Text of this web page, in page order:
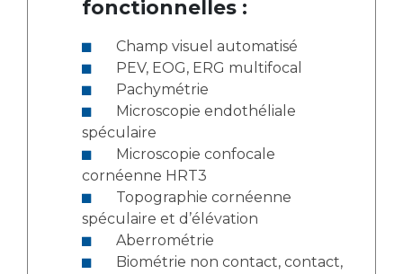
fonctionnelles :
Champ visuel automatisé
PEV, EOG, ERG multifocal
Pachymétrie
spéculaire
cornéenne HRT3
spéculaire et d’élévation
Aberrométrie